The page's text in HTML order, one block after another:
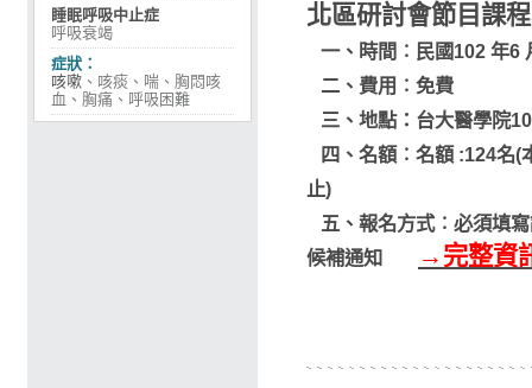
睡眠呼吸中止症
呼吸衰竭
症狀：
咳嗽 、咳痰、喘、胸悶咳
血、胸痛、呼吸困難
北區研討會節目課
一、時間︰民國102 年6
二、費用 ︰ 免費
三、地點：台大醫學院
四、名額︰ 名額 :124名(
止)
五、 報名方式︰ 必須填
候補通知
→ 完整資